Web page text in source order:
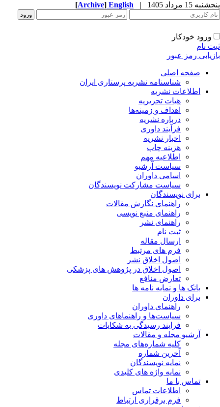
15 مرداد 1405 |
English
[Archive]
ورود خودکار
نام
رمز عبور
صفحه اصلی
شناسنامه نشریه پرستاری ایران
اطلاعات نشریه
هیات تحریریه
اهداف و زمینه‌ها
درباره نشریه
فرآیند داوری
اخبار نشریه
هزینه چاپ
اطلاعیه مهم
سیاست آرشیو
اسامی داوران
سیاست مشارکت نویسندگان
برای نویسندگان
راهنمای نگارش مقالات
راهنمای منبع نویسی
راهنمای نشر
ثبت نام
ارسال مقاله
فرم های مرتبط
اصول اخلاق نشر
اصول اخلاق در پژوهش های پزشکی
تعارض منافع
بانک ها و نمایه نامه ها
برای داوران
راهنمای داوران
سیاست‌ها و راهنماهای داوری
فرایند رسیدگی به شکایات
آرشیو مجله و مقالات
کلیه شماره‌های مجله
آخرین شماره
نمایه نویسندگان
نمایه واژه های کلیدی
تماس با ما
اطلاعات تماس
فرم برقراری ارتباط